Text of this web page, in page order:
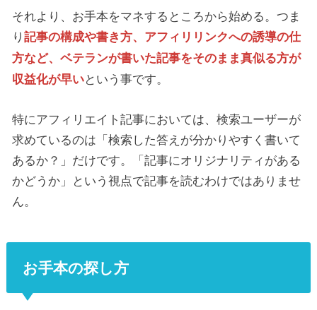
それより、お手本をマネするところから始める。つま
り記事の構成や書き方、アフィリリンクへの誘導の仕
方など、ベテランが書いた記事をそのまま真似る方が
収益化が早いという事です。
特にアフィリエイト記事においては、検索ユーザーが
求めているのは「検索した答えが分かりやすく書いて
あるか？」だけです。「記事にオリジナリティがある
かどうか」という視点で記事を読むわけではありませ
ん。
お手本の探し方